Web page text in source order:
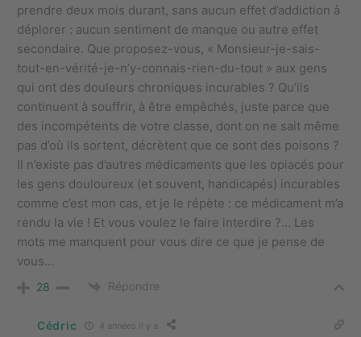
prendre deux mois durant, sans aucun effet d’addiction à
déplorer : aucun sentiment de manque ou autre effet
secondaire. Que proposez-vous, « Monsieur-je-sais-
tout-en-vérité-je-n’y-connais-rien-du-tout » aux gens
qui ont des douleurs chroniques incurables ? Qu’ils
continuent à souffrir, à être empêchés, juste parce que
des incompétents de votre classe, dont on ne sait même
pas d’où ils sortent, décrètent que ce sont des poisons ?
Il n’existe pas d’autres médicaments que les opiacés pour
les gens douloureux (et souvent, handicapés) incurables
comme c’est mon cas, et je le répète : ce médicament m’a
rendu la vie ! Et vous voulez le faire interdire ?… Les
mots me manquent pour vous dire ce que je pense de
vous…
28 Répondre
Cédric 4 années il y a